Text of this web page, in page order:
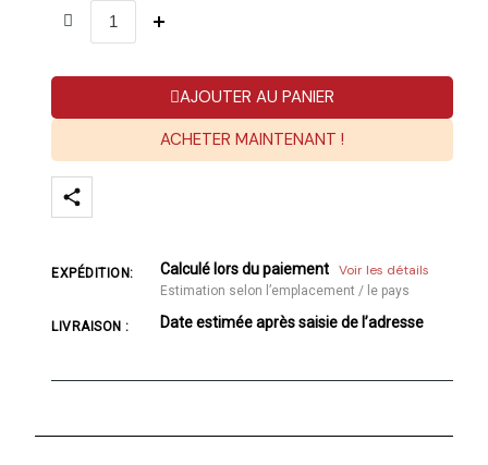
AJOUTER AU PANIER
ACHETER MAINTENANT !
EXPÉDITION: Calculé lors du paiement Voir les détails
Estimation selon l’emplacement / le pays
LIVRAISON : Date estimée après saisie de l’adresse